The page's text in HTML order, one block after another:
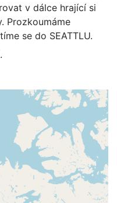
v dálce hrající si
Prozkoumáme
se do SEATTLU.